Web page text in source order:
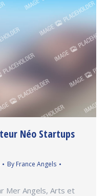
Néo Startups
By France Angels
Mer Angels, Arts et